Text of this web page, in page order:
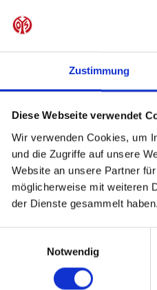
Zustimmung
Diese Webseite verwendet
Wir verwenden Cookies, um
und die Zugriffe auf unsere
Website an unsere Partner
möglicherweise mit weiteren
der Dienste gesammelt haben.
Notwendig